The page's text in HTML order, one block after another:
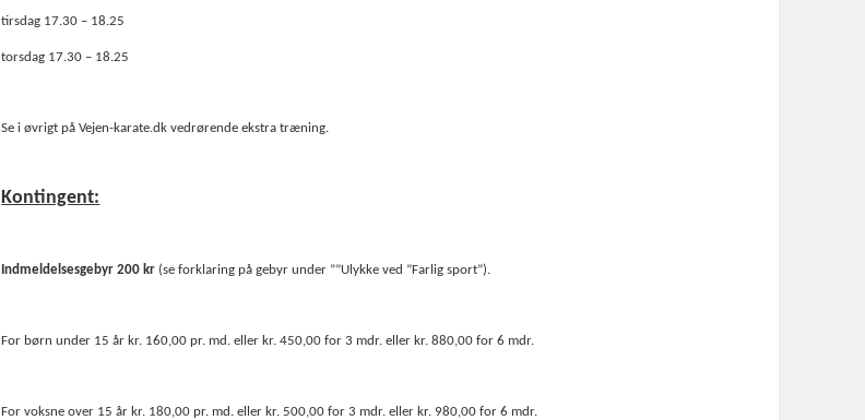
tirsdag 17.30 – 18.25
torsdag 17.30 – 18.25
Se i øvrigt på Vejen-karate.dk vedrørende ekstra træning.
Kontingent:
Indmeldelsesgebyr 200 kr (se forklaring på gebyr under ””Ulykke ved ”Farlig sport”).
For børn under 15 år kr. 160,00 pr. md. eller kr. 450,00 for 3 mdr. eller kr. 880,00 for 6 mdr.
For voksne over 15 år kr. 180,00 pr. md. eller kr. 500,00 for 3 mdr. eller kr. 980,00 for 6 mdr.